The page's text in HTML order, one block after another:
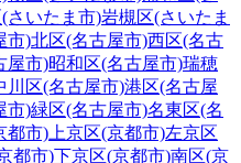
さいたま市)岩槻区(さいたま
市)北区(名古屋市)西区(名古
屋市)昭和区(名古屋市)瑞穂
川区(名古屋市)港区(名古屋
市)緑区(名古屋市)名東区(名
都市) 上京区(京都市)左京区
都市)下京区(京都市)南区(京